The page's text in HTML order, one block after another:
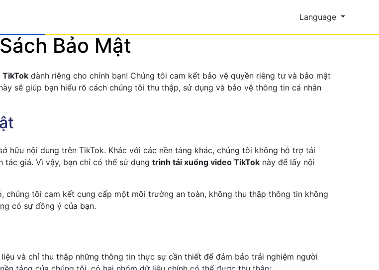
Language
Bảo Mật
dành riêng cho chính bạn! Chúng tôi cam kết bảo vệ quyền riêng tư và bảo mật
sẽ giúp bạn hiểu rõ cách chúng tôi thu thập, sử dụng và bảo vệ thông tin cá nhân
hữu nội dung trên TikTok. Khác với các nền tảng khác, chúng tôi không hỗ trợ tải
tác giả. Vì vậy, bạn chỉ có thể sử dụng trình tải xuống video TikTok này để lấy nội
chúng tôi cam kết cung cấp một môi trường an toàn, không thu thập thông tin không
có sự đồng ý của bạn.
và chỉ thu thập những thông tin thực sự cần thiết để đảm bảo trải nghiệm người